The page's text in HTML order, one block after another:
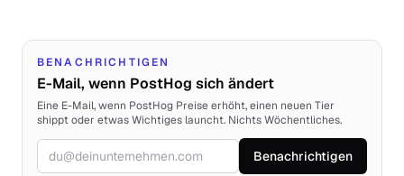
BENACHRICHTIGEN
E-Mail, wenn PostHog sich ändert
Eine E-Mail, wenn PostHog Preise erhöht, einen neuen Tier
shippt oder etwas Wichtiges launcht. Nichts Wöchentliches.
E-Mail Benachrichtigen